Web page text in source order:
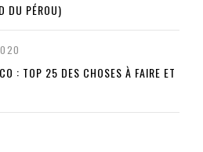
DU PÉROU)
: TOP 25 DES CHOSES À FAIRE ET